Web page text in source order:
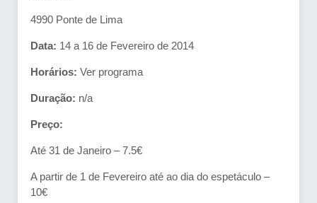
4990 Ponte de Lima
Data: 14 a 16 de Fevereiro de 2014
Horários: Ver programa
Duração: n/a
Preço:
Até 31 de Janeiro – 7.5€
A partir de 1 de Fevereiro até ao dia do espetáculo –
10€